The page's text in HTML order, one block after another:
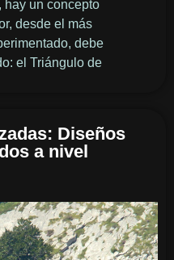
hay un concepto
desde el más
debe
el Triángulo de
Diseños
a nivel